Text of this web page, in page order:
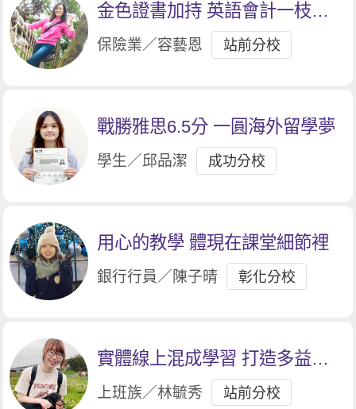
金色證書加持 英語會計一枝獨
秀
保險業／容藝恩 站前分校
戰勝雅思6.5分 一圓海外留學夢
學生／邱品潔 成功分校
用心的教學 體現在課堂細節裡
銀行行員／陳子晴 彰化分校
實體線上混成學習 打造多益高
分實力
上班族／林毓秀 站前分校